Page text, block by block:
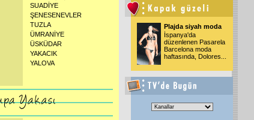
SUADİYE
ŞENESENEVLER
TUZLA
ÜMRANİYE
ÜSKÜDAR
YAKACIK
YALOVA
Plajda siyah moda
İspanya'da
düzenlenen Pasarela
Barcelona moda
haftasında, Dolores...